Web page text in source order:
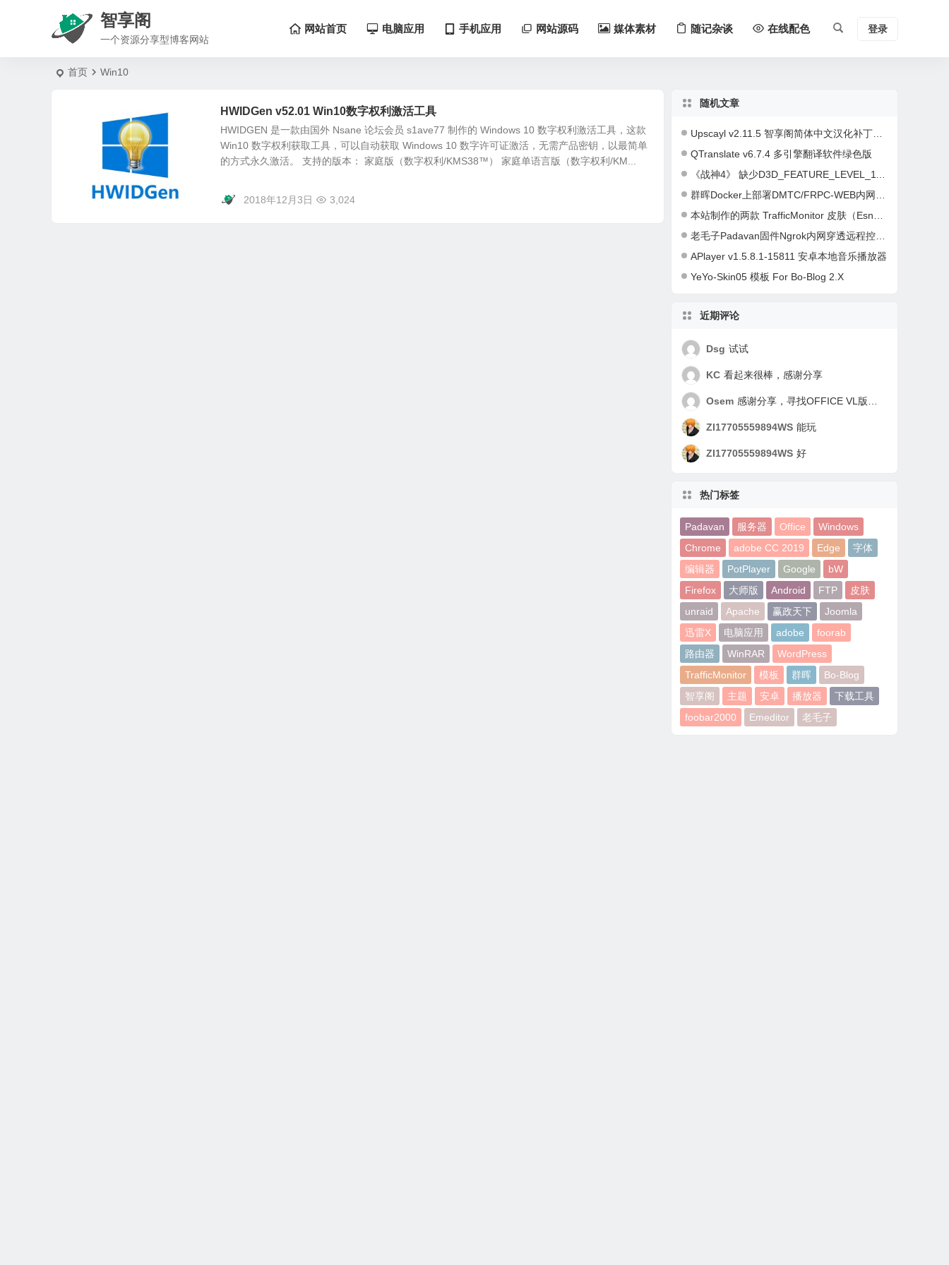
智享阁
一个资源分享型博客网站
网站首页 电脑应用 手机应用 网站源码 媒体素材 随记杂谈 在线配色 登录
首页 Win10
HWIDGen v52.01 Win10数字权利激活工具
HWIDGEN 是一款由国外 Nsane 论坛会员 s1ave77 制作的 Windows 10 数字权利激活工具，这款
Win10 数字权利获取工具，可以自动获取 Windows 10 数字许可证激活，无需产品密钥，以最简单
的方式永久激活。 支持的版本： 家庭版（数字权利/KMS38™） 家庭单语言版（数字权利/KM...
2018年12月3日 3,024
随机文章
Upscayl v2.11.5 智享阁简体中文汉化补丁（免费开源的AI图像放大工具）
QTranslate v6.7.4 多引擎翻译软件绿色版
《战神4》 缺少D3D_FEATURE_LEVEL_11_1.的解决方法
群晖Docker上部署DMTC/FRPC-WEB内网穿透教程
本站制作的两款 TrafficMonitor 皮肤（EsnPC_Dark 和 EsnPC_Light）
老毛子Padavan固件Ngrok内网穿透远程控制路由器教程
APlayer v1.5.8.1-15811 安卓本地音乐播放器
YeYo-Skin05 模板 For Bo-Blog 2.X
近期评论
Dsg 试试
KC 看起来很棒，感谢分享
Osem 感谢分享，寻找OFFICE VL版好久了，谢谢！
ZI17705559894WS 能玩
ZI17705559894WS 好
热门标签
Padavan 服务器 Office
Windows
Chrome
adobe CC 2019 Edge
字体
编辑器
PotPlayer Google
bW
Firefox
大师版 Android FTP
皮肤
unraid
Apache 赢政天下
Joomla
迅雷X
电脑应用 adobe
foorab
路由器
WinRAR
WordPress
TrafficMonitor
模板 群晖
Bo-Blog
智享阁
主题 安卓 播放器
下载工具
foobar2000
Emeditor 老毛子